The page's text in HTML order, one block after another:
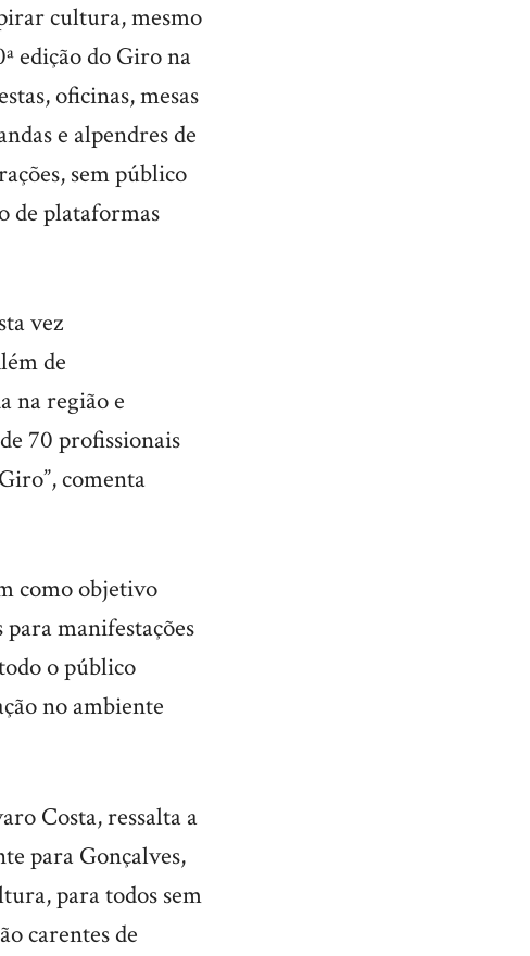
cultura, mesmo
edição do Giro na
oficinas, mesas
e alpendres de
sem público
de plataformas
vez
de
na região e
70 profissionais
comenta
como objetivo
manifestações
o público
no ambiente
Costa, ressalta a
para Gonçalves,
para todos sem
carentes de